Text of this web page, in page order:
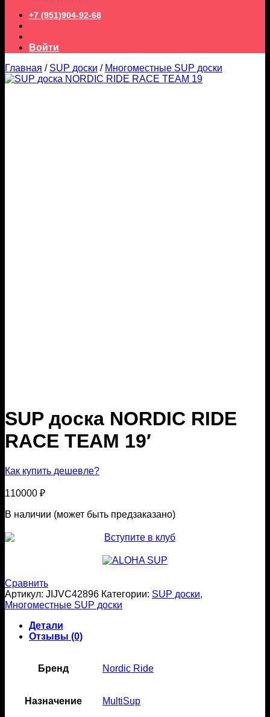
+7 (951)904-92-68
Войти
Главная / SUP доски / Многоместные SUP доски
SUP доска NORDIC RIDE
RACE TEAM 19′
Как купить дешевле?
110000 ₽
В наличии (может быть предзаказано)
Сравнить
Артикул: JIJVC42896 Категории: SUP доски,
Многоместные SUP доски
Детали
Отзывы (0)
Бренд Nordic Ride
Назначение MultiSup